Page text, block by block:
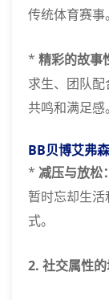
传统体育赛事。
* 精彩的故事
求生、团队
共鸣和满足感。
BB贝博艾弗森
* 减压与放松：
暂时忘却生
式。
2. 社交属性